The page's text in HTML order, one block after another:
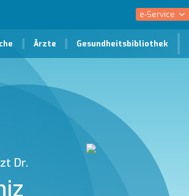
e-Service
Ärzte Gesundheitsbibliothek
Dr.